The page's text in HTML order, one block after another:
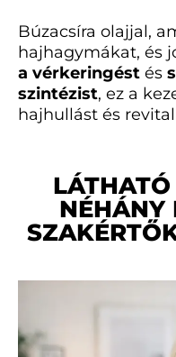
Búzacsíra olajjal,
hajhagymákat, és
a vérkeringést és
szintézist, ez a
hajhullást és
NÉHÁNY